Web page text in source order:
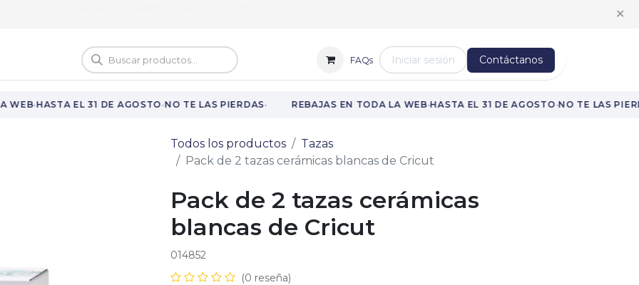
✕
Vuelta al cole FAQs Iniciar sesión Contáctanos
WEB·HASTA EL 31 DE AGOSTO·NO TE LAS PIERDAS· REBAJAS EN TODA LA WEB·HASTA EL 31 DE AGOSTO·NO TE LAS
Todos los productos
Tazas
Pack de 2 tazas cerámicas blancas de Cricut
Pack de 2 tazas cerámicas
blancas de Cricut
014852
(0 reseña)